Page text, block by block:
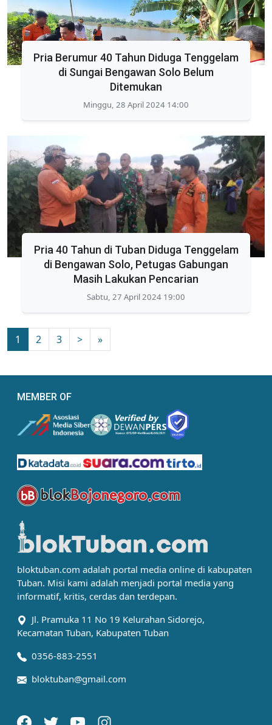
Pria Berumur 40 Tahun Diduga Tenggelam
di Sungai Bengawan Solo Belum
Ditemukan
Minggu, 28 April 2024 14:00
Pria 40 Tahun di Tuban Diduga Tenggelam
di Bengawan Solo, Petugas Gabungan
Masih Lakukan Pencarian
Sabtu, 27 April 2024 19:00
1 2 3 > »
MEMBER OF
bloktuban.com adalah portal media online di kabupaten
Tuban. Misi kami adalah menjadi portal media yang
informatif, kritis, cerdas dan terdepan.
Jl. Pramuka 11 No 19 Kelurahan Sidorejo,
Kecamatan Tuban, Kabupaten Tuban
0356-883-2551
bloktuban@gmail.com